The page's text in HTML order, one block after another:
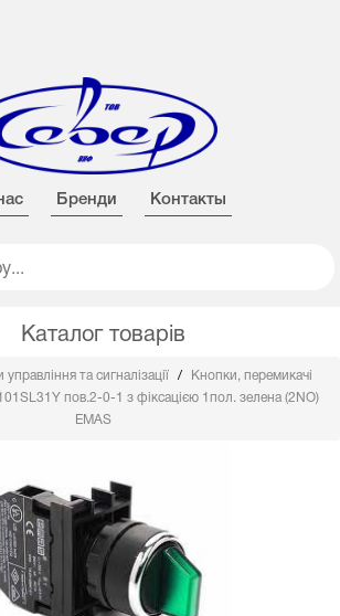
Бренди Контакты
Каталог товарів
управління та сигналізації
Кнопки, перемикачі
пов.2-0-1 з фіксацією 1пол. зелена (2NO)
EMAS